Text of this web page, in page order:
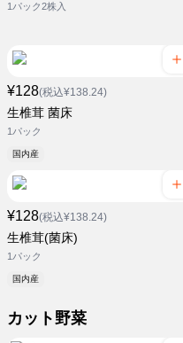
1パック2株入
¥128(税込¥138.24)
生椎茸 菌床
1パック
国内産
¥128(税込¥138.24)
生椎茸(菌床)
1パック
国内産
カット野菜